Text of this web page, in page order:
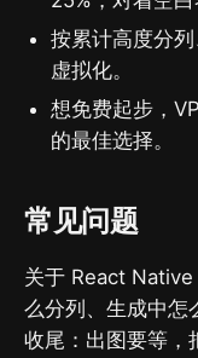
按累计高度分
虚拟化。
想免费起步，
的最佳选择。
常见问题
关于 React
么分列、生成中怎
收尾：出图要等，